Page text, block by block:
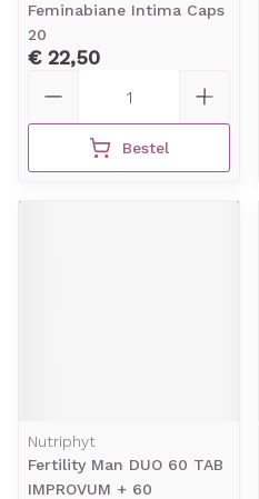
Feminabiane Intima Caps
20
€ 22,50
Bestel
Nutriphyt
Fertility Man DUO 60 TAB
IMPROVUM + 60